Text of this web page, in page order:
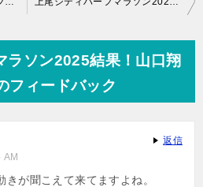
ラソン2025結果！山口翔
フィードバック
AM
が聞こえて来てますよね。
返信